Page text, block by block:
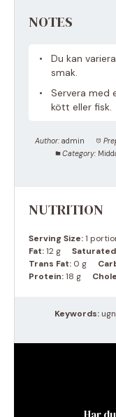
NOTES
Du kan
smak.
Servera med
kött eller fisk.
Author: admin
Category:
NUTRITION
Serving Size:1
Fat:12 g
Trans Fat: 0 g
Protein:18 g
Keywords: